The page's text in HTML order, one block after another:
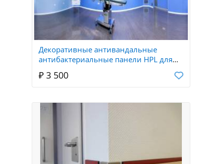
Декоративные антивандальные
антибактериальные панели HPL для
больниц
₽ 3 500